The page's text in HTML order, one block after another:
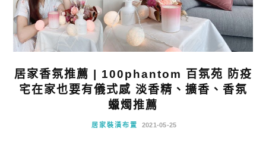
居家香氛推薦 | 100phantom 百氛苑 防疫
宅在家也要有儀式感 淡香精、擴香、香氛
蠟燭推薦
居家裝潢布置 2021-05-25